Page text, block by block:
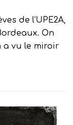
de l’UPE2A,
On
a vu le miroir